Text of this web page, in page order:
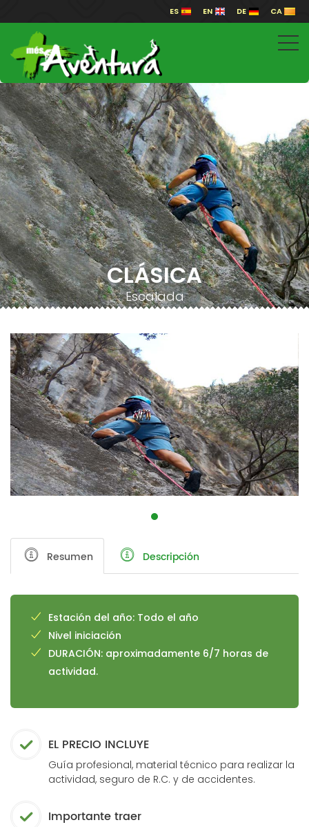
ES EN DE CA
CLÁSICA
Escalada
Resumen Descripción
Estación del año: Todo el año
Nivel iniciación
DURACIÓN: aproximadamente 6/7 horas de
actividad.
EL PRECIO INCLUYE
Guía profesional, material técnico para realizar la
actividad, seguro de R.C. y de accidentes.
Importante traer